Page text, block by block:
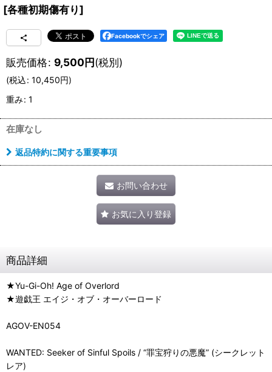
[各種初期傷有り]
Facebookでシェア
販売価格: 9,500円(税別)
(税込: 10,450円)
重み: 1
在庫なし
返品特約に関する重要事項
お問い合わせ
お気に入り登録
商品詳細
★Yu-Gi-Oh! Age of Overlord
★遊戯王 エイジ・オブ・オーバーロード
AGOV-EN054
WANTED: Seeker of Sinful Spoils / “罪宝狩りの悪魔” (シークレット
レア)